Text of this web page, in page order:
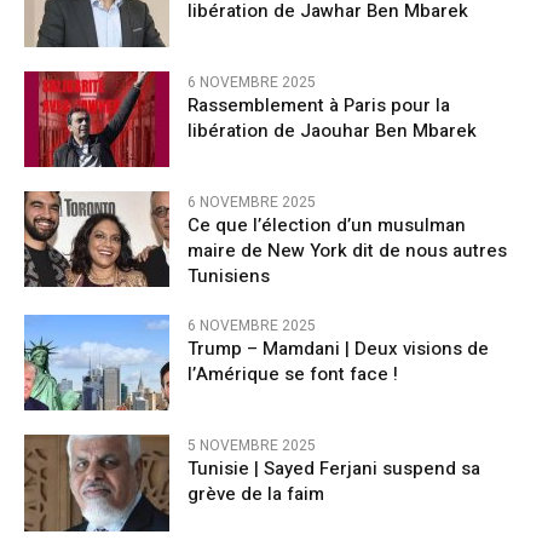
libération de Jawhar Ben Mbarek
6 NOVEMBRE 2025
Rassemblement à Paris pour la
libération de Jaouhar Ben Mbarek
6 NOVEMBRE 2025
Ce que l’élection d’un musulman
maire de New York dit de nous autres
Tunisiens
6 NOVEMBRE 2025
Trump – Mamdani | Deux visions de
l’Amérique se font face !
5 NOVEMBRE 2025
Tunisie | Sayed Ferjani suspend sa
grève de la faim